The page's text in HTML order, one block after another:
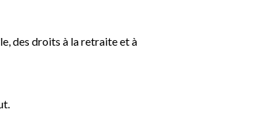
des droits à la retraite et à